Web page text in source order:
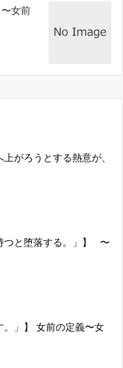
女前
がろうとする熱意が、
つと堕落する。」】 〜
。」】 女前の定義〜女